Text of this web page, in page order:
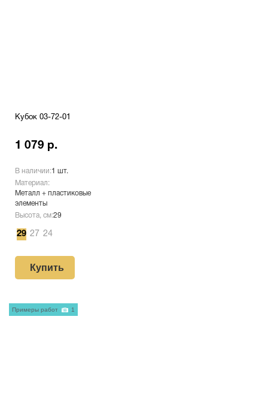
Кубок 03-72-01
1 079 р.
В наличии:1 шт.
Материал:
Металл + пластиковые
элементы
Высота, см:29
29 27 24
Купить
Примеры работ 1